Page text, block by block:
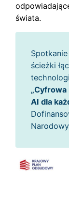
świata.
ścieżki
AI dla